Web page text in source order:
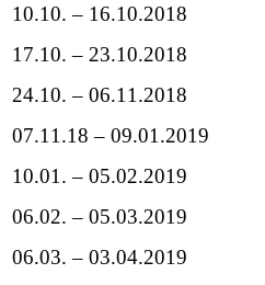
10.10. – 16.10.2018
17.10. – 23.10.2018
24.10. – 06.11.2018
07.11.18 – 09.01.2019
10.01. – 05.02.2019
06.02. – 05.03.2019
06.03. – 03.04.2019